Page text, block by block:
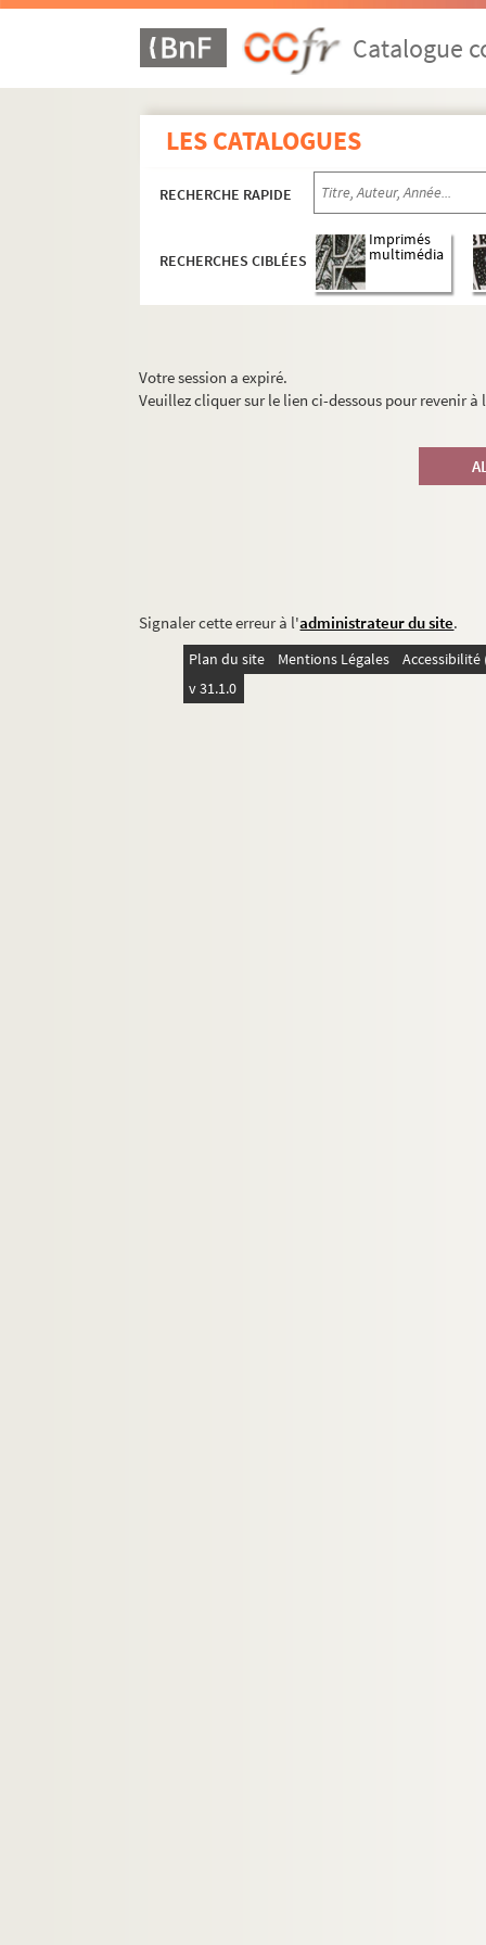
Catalogue
LES CATALOGUES
RECHERCHE RAPIDE
RECHERCHES CIBLÉES
Imprimés
multimédia
Votre session a expiré.
Veuillez cliquer sur le lien ci-dessous pour revenir
Signaler cette erreur à l'administrateur du site.
Plan du site Mentions Légales
v 31.1.0